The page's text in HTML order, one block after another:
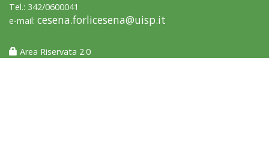
Ddl Lobby, Uisp: “Il Parlamento valorizzi le nostre specificità"
Tel.: 342/0600041
e-mail: cesena.forlicesena@uisp.it
Area Riservata 2.0